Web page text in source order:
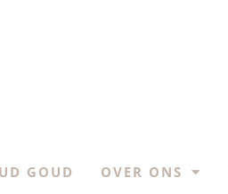
GOUD OVER ONS